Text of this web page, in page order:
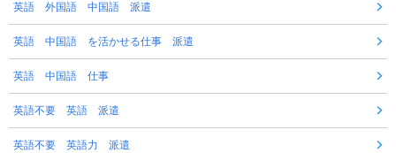
英語 外国語 中国語 派遣
英語 中国語 を活かせる仕事 派遣
英語 中国語 仕事
英語不要 英語 派遣
英語不要 英語力 派遣